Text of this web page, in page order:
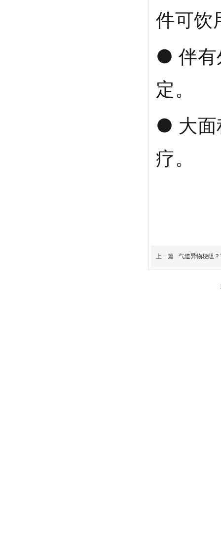
件可饮
● 伴有
定。
● 大面
疗。
上一篇 气道异物梗阻？